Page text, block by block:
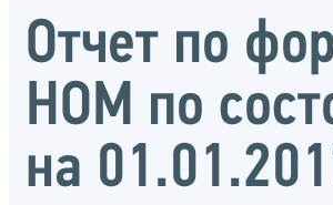
Отчет по
НОМ по
на